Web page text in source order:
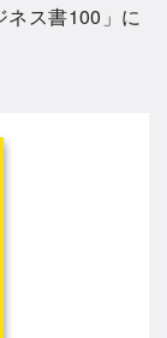
ス書100 」に